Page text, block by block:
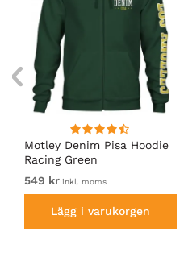
Motley Denim Pisa Hoodie
Racing Green
549 kr inkl. moms
Lägg i varukorgen